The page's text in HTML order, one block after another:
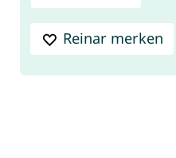
Reinar merken